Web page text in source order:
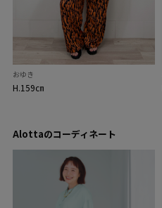
おゆき
H.159㎝
Alottaのコーディネート